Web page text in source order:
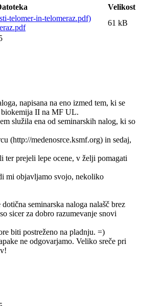
Velikost
61 kB
napisana na eno izmed tem, ki se
biokemija II na MF UL.
služila ena od seminarskih nalog, ki so
(http://medenosrce.ksmf.org) in sedaj,
ter prejeli lepe ocene, v želji pomagati
mi objavljamo svojo, nekoliko
seminarska naloga nalašč brez
sicer za dobro razumevanje snovi
biti postreženo na pladnju. =)
ne odgovarjamo. Veliko sreče pri